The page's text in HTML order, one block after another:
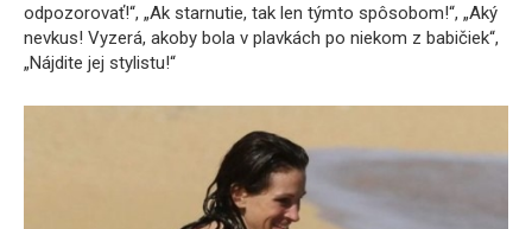
odpozorovať!“, „Ak starnutie, tak len týmto spôsobom!“, „Aký
nevkus! Vyzerá, akoby bola v plavkách po niekom z babičiek“,
„Nájdite jej stylistu!“